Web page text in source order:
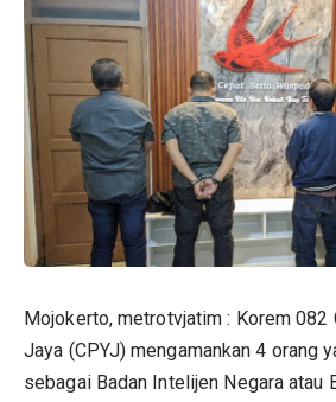
Mojokerto, metrotvjatim : Korem 082
Jaya (CPYJ) mengamankan 4 orang
sebagai Badan Intelijen Negara atau